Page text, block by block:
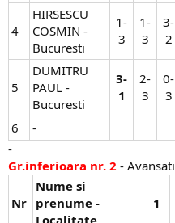
4
HIRSESCU
COSMIN -
Bucuresti
1-
3​
1-
3​
3-
2​
5
DUMITRU
PAUL -
Bucuresti
3-
1
2-
3​
0-
3​
6
-
-
Gr.inferioara nr. 2 - Avansati
Nr
Nume si
prenume -
Localitate
1